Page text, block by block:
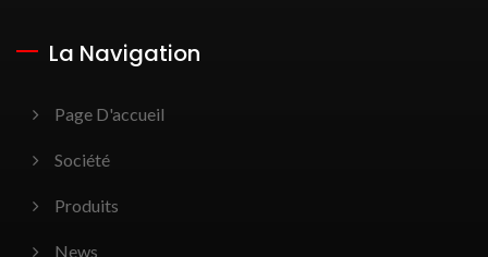
La Navigation
Page D'accueil
Société
Produits
News